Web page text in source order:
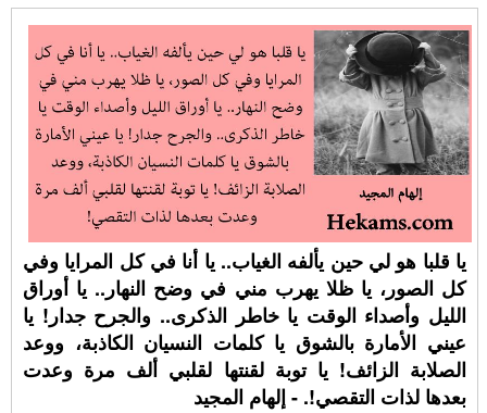
يا قلبا هو لي حين يألفه الغياب.. يا أنا في كل المرايا وفي
كل الصور، يا ظلا يهرب مني في وضح النهار.. يا أوراق
الليل وأصداء الوقت يا خاطر الذكرى.. والجرح جدار! يا
عيني الأمارة بالشوق يا كلمات النسيان الكاذبة، ووعد
الصلابة الزائف! يا توبة لقنتها لقلبي ألف مرة وعدت
بعدها لذات التقصي!. - إلهام المجيد